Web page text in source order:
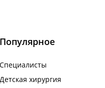
Популярное
Специалисты
Детская хирургия